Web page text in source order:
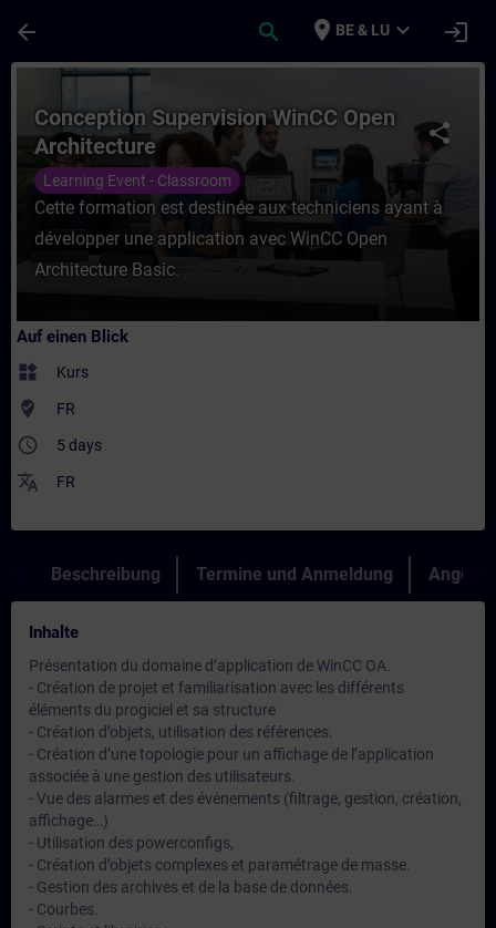
arrow_back search place BE & LU expand_more login
Kurs - Conception Supervision WinCC
share
Conception Supervision WinCC Open
Architecture
Learning Event - Classroom
Cette formation est destinée aux techniciens ayant à
développer une application avec WinCC Open
Architecture Basic.
Auf einen Blick
widgets Kurs
where_to_vote FR
access_time 5 days
translate FR
Beschreibung Termine und Anmeldung Angebot
Inhalte
Présentation du domaine d’application de WinCC OA.
- Création de projet et familiarisation avec les différents
éléments du progiciel et sa structure
- Création d’objets, utilisation des références.
- Création d’une topologie pour un affichage de l’application
associée à une gestion des utilisateurs.
- Vue des alarmes et des événements (filtrage, gestion, création,
affichage…)
- Utilisation des powerconfigs,
- Création d’objets complexes et paramétrage de masse.
- Gestion des archives et de la base de données.
- Courbes.